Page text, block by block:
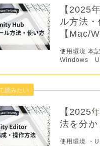
【2025
ル方法
【Mac/
使用環境 本
Windows
【2025
法を分
使用環境 ・